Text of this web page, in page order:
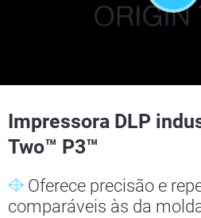
Impressora DLP
Two™ P3™
Oferece precisão e
comparáveis às da